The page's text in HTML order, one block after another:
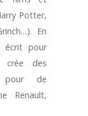
Potter,
En
écrit pour
crée des
pour de
Renault,